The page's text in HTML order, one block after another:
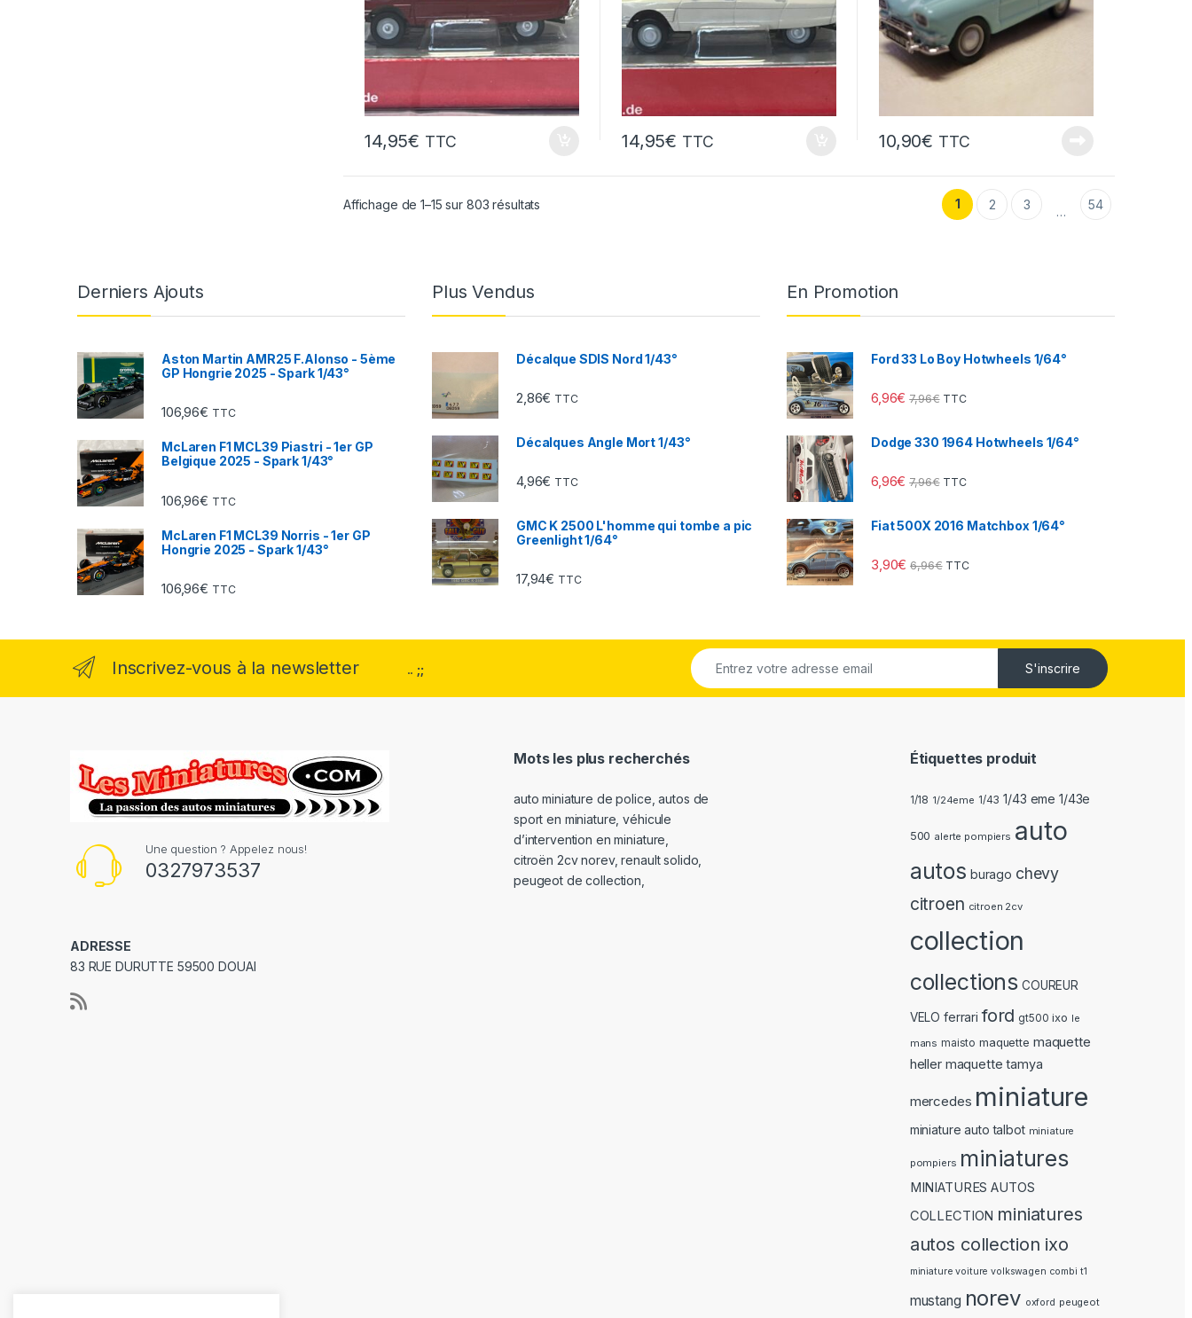
14,95€ TTC 14,95€ TTC 10,90€ TTC
Affichage de 1–15 sur 803 résultats 1 2 3 … 54
Derniers Ajouts
Aston Martin AMR25 F.Alonso - 5ème
GP Hongrie 2025 - Spark 1/43°
106,96€ TTC
McLaren F1 MCL39 Piastri - 1er GP
Belgique 2025 - Spark 1/43°
106,96€ TTC
McLaren F1 MCL39 Norris - 1er GP
Hongrie 2025 - Spark 1/43°
106,96€ TTC
Plus Vendus
Décalque SDIS Nord 1/43°
2,86€ TTC
Décalques Angle Mort 1/43°
4,96€ TTC
GMC K 2500 L'homme qui tombe a pic
Greenlight 1/64°
17,94€ TTC
En Promotion
Ford 33 Lo Boy Hotwheels 1/64°
6,96€ 7,96€ TTC
Dodge 330 1964 Hotwheels 1/64°
6,96€ 7,96€ TTC
Fiat 500X 2016 Matchbox 1/64°
3,90€ 6,96€ TTC
Inscrivez-vous à la newsletter .. ;; S'inscrire
Une question ? Appelez nous!
0327973537
ADRESSE
83 RUE DURUTTE 59500 DOUAI
Mots les plus recherchés
auto miniature de police ,autos de
sport en miniature ,véhicule
d’intervention en miniature
citroën 2cv norev,renault solido
peugeot de collection
Étiquettes produit
1/18 1/24eme 1/43 1/43 eme 1/43e
500 alerte pompiers auto
autos burago chevy
citroen citroen 2cv
collection
collections COUREUR
VELO ferrari ford gt500 ixo le
mans maisto maquette maquette
heller maquette tamya
mercedes miniature
miniature auto talbot miniature
pompiers miniatures
MINIATURES AUTOS
COLLECTION miniatures
autos collection ixo
miniature voiture volkswagen combi t1
mustang norev oxford peugeot